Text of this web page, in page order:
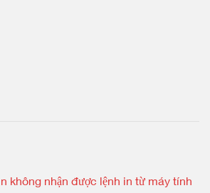
không nhận được lệnh in từ máy tính